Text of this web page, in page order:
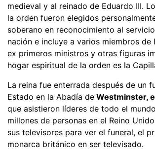
medieval y al reinado de Eduardo III.
la orden fueron elegidos
soberano en reconocimiento al
nación e incluye a varios miembros de
ex primeros ministros y otras figuras
hogar espiritual de la orden es la
La reina fue enterrada después de un
Estado en la Abadía de Westminster,
que asistieron líderes de todo el
millones de personas en el Reino
sus televisores para ver el funeral, el
monarca británico en ser televisado.